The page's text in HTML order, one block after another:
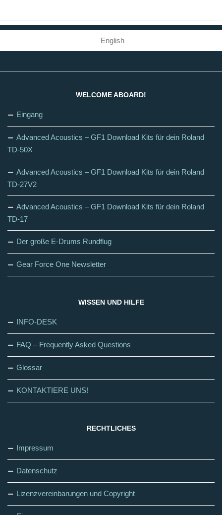
English
WELCOME ABOARD!
Eingang
Advanced Acoustics – GF1 Download Kits für dein Roland
TD-50X
Advanced Acoustics – GF1 Download Kits für dein Roland
TD-27V2
Advanced Acoustics – GF1 Download Kits für dein Roland
TD-17
Der große E-Drums Rundflug
Gear Force One Newsletter
WISSEN UND HILFE
INFO-DESK
FAQ – Frequently Asked Questions
Glossar
KONTAKTIERE UNS!
RECHTLICHES
Impressum
Datenschutz
Lizenzvereinbarungen und Copyright